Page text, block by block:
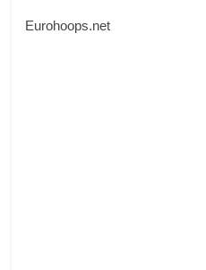
Eurohoops.net